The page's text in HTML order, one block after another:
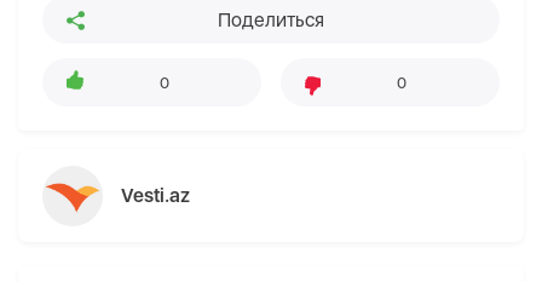
Поделиться
0 0
Vesti.az